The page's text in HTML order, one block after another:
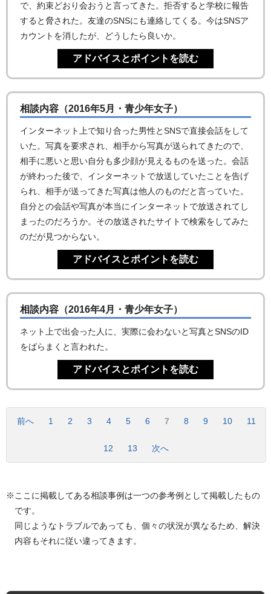
で、約束どおり会おうと言ってきた。拒否すると学校に報告
すると脅された。友達のSNSにも連絡してくる。今はSNSア
カウントを消したが、どうしたら良いか。
相談内容（2016年5月・青少年女子）
インターネット上で知り合った男性とSNSで直接会話をして
いた。写真を要求され、相手から写真が送られてきたので、
相手に悪いと思い自分も多少顔が見えるものを送った。会話
が終わった後で、インターネットで放送していたことを告げ
られ、相手が送ってきた写真は他人のものだと言っていた。
自分との会話や写真が本当にインターネットで放送されてし
まったのだろうか。その放送されたサイトで検索をしてみた
のだが見つからない。
相談内容（2016年4月・青少年女子）
ネット上で出会った人に、実際に会わないと写真とSNSのID
をばらまくと言われた。
前へ 1 2 3 4 5 6 7 8 9 10 11
12 13 次へ
※ここに掲載してある相談事例は一つの参考例として掲載したもの
です。
同じようなトラブルであっても、個々の状況が異なるため、解決
内容もそれに従い違ってきます。